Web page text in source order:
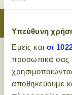
Υπεύθυνη
Εμείς και οι
προσωπικά σας
αποθηκεύουμε
Εφαρμογές: κέικ